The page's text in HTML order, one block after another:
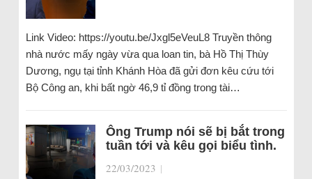
Link Video: https://youtu.be/Jxgl5eVeuL8 Truyền thông
nhà nước mấy ngày vừa qua loan tin, bà Hồ Thị Thùy
Dương, ngụ tại tỉnh Khánh Hòa đã gửi đơn kêu cứu tới
Bộ Công an, khi bất ngờ 46,9 tỉ đồng trong tài…
Ông Trump nói sẽ bị bắt trong
tuần tới và kêu gọi biểu tình.
22/03/2023 |